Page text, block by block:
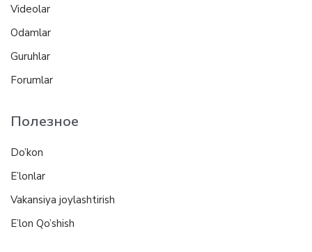
Videolar
Odamlar
Guruhlar
Forumlar
Полезное
Do’kon
E’lonlar
Vakansiya joylashtirish
E’lon Qo’shish